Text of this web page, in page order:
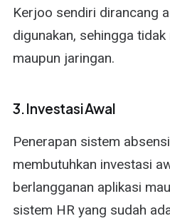
Kerjoo sendiri dirancang
digunakan, sehingga
maupun jaringan.
3. Investasi Awal
Penerapan sistem
membutuhkan investasi
berlangganan aplikasi
sistem HR yang sudah